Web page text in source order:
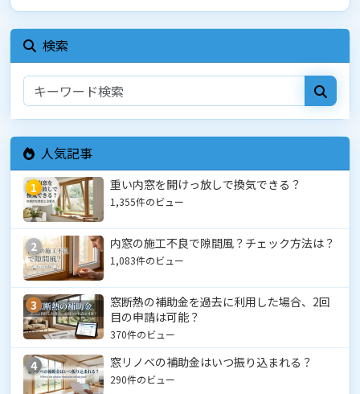
検索
人気記事
1 重い内窓を開けっ放しで換気できる？
1,355件のビュー
2 内窓の施工不良で隙間風？チェック方法は？
1,083件のビュー
3
窓断熱の補助金を過去に利用した場合、2回
目の申請は可能？
370件のビュー
4 窓リノベの補助金はいつ振り込まれる？
290件のビュー